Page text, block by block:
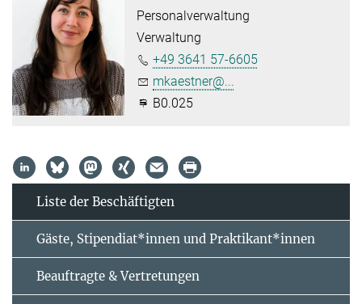
Personalverwaltung
Verwaltung
+49 3641 57-6605
mkaestner@...
B0.025
Liste der Beschäftigten
Gäste, Stipendiat*innen und Praktikant*innen
Beauftragte & Vertretungen